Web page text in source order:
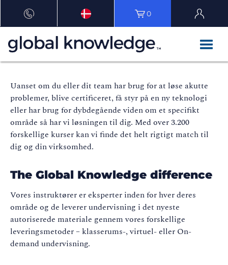
0
Uanset om du eller dit team har brug for at løse akutte
problemer, blive certificeret, få styr på en ny teknologi
eller har brug for dybdegående viden om et specifikt
område så har vi løsningen til dig. Med over 3.200
forskellige kurser kan vi finde det helt rigtigt match til
dig og din virksomhed.
The Global Knowledge difference
Vores instruktører er eksperter inden for hver deres
område og de leverer undervisning i det nyeste
autoriserede materiale gennem vores forskellige
leveringsmetoder – klasserums-, virtuel- eller On-
demand undervisning.